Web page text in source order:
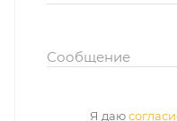
Сообщение
Я даю